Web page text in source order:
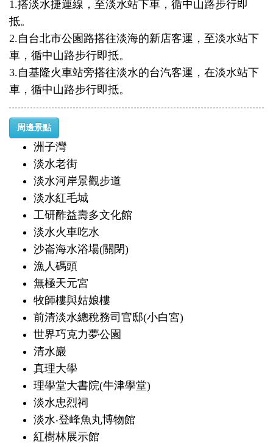
1.搭淡水捷運線，至淡水站下車，循中山路步行即
抵。
2.自台北市公園路搭往淡海的新店客運，至淡水站下
車，循中山路步行即抵。
3.自基隆火車站旁搭往淡水的台汽客運，在淡水站下
車，循中山路步行即抵。
周邊景點
洲子灣
淡水老街
淡水河岸景觀步道
淡水紅毛城
工研酢益壽多文化館
淡水火車吃水
沙崙海水浴場(關閉)
漁人碼頭
無極天元宮
牧師樓與姑娘樓
前清淡水總稅務司官邸(小白宮)
世界巧克力夢公園
清水巖
真理大學
理學堂大書院(牛津學堂)
淡水忠烈祠
淡水‧登峰魚丸博物館
紅樹林展示館